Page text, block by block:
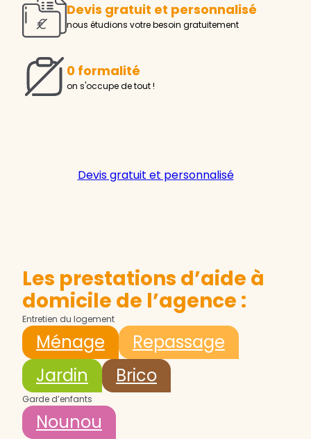
Devis gratuit et personnalisé
nous étudions votre besoin gratuitement
0 formalité
on s'occupe de tout !
Devis gratuit et personnalisé
Les prestations d’aide à
domicile de l’agence :
Entretien du logement
Ménage
Repassage
Jardin
Brico
Garde d’enfants
Nounou